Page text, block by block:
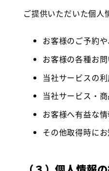
ご提供いただいた個人
お客様のご予約
お客様の各種お
当社サービスの
当社サービス・
お客様へ有益な
その他取得時に